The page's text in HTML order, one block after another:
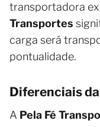
transportadora
Transportes
carga será
pontualidade.
Diferenciais
A Pela Fé